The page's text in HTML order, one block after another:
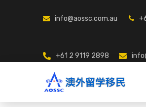
info@aossc.com.au
+61 2 9119 2898